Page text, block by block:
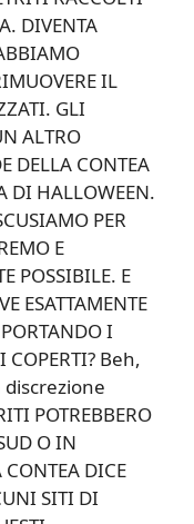
DIVENTA
IL
GLI
ALTRO
DELLA CONTEA
DI HALLOWEEN.
PER
E
POSSIBILE. E
ESATTAMENTE
I
COPERTI? Beh,
POTREBBERO
O IN
CONTEA DICE
SITI DI